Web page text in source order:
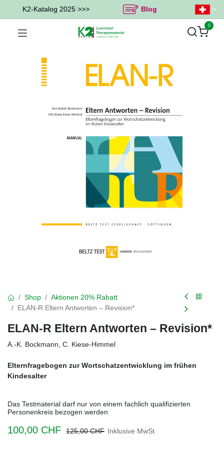
K2-Katalog 2025 >>> Blog
0
Shop
Aktionen 20% Rabatt
ELAN-R Eltern Antworten – Revision*
ELAN-R Eltern Antworten – Revision*
A.-K. Bockmann, C. Kiese-Himmel
Elternfragebogen zur Wortschatzentwicklung im frühen
Kindesalter
Das Testmaterial darf nur von einem fachlich qualifizierten
Personenkreis bezogen werden
100,00 CHF 125,00CHF Inklusive MwSt.